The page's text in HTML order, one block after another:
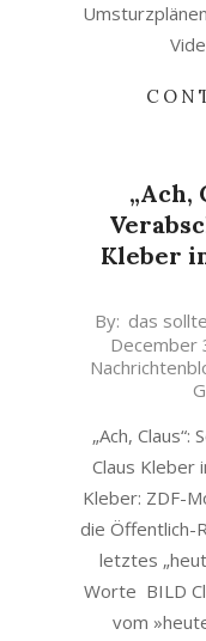
„Ach,
Kleber
2021-
31
By: das
December
„Ach,
Claus Kleber
Kleber: ZDF-
die Öffentlich-
letztes
Worte BILD
vom